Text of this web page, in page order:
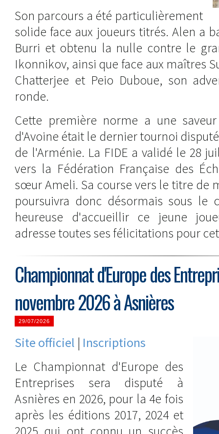
Son parcours a été particulièrement
solide face aux joueurs titrés. Alen a
Burri et obtenu la nulle contre le
Ikonnikov, ainsi que face aux maîtres
Chatterjee et Peio Duboue, son
ronde.
Cette première norme a une
d'Avoine était le dernier tournoi
de l'Arménie. La FIDE a validé le 28
vers la Fédération Française des
sœur Ameli. Sa course vers le titre de
poursuivra donc désormais sous le
heureuse d'accueillir ce jeune
adresse toutes ses félicitations pour
Championnat d'Europe des
novembre 2026 à Asnières
29/07/2026
Site officiel | Inscriptions
Le Championnat d'Europe des
Entreprises sera disputé à
Asnières en 2026, pour la 4e fois
après les éditions 2017, 2024 et
2025 qui ont connu un succès